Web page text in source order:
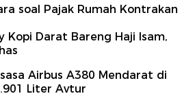
soal Pajak Rumah Kontrakan
Kopi Darat Bareng Haji Isam,
Airbus A380 Mendarat di
Liter Avtur